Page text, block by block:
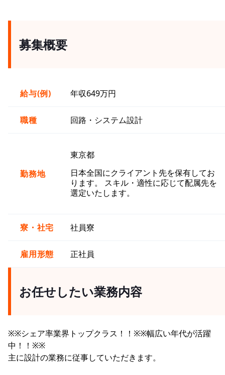
募集概要
給与(例) 年収649万円
職種 回路・システム設計
勤務地
東京都
日本全国にクライアント先を保有してお
ります。 スキル・適性に応じて配属先を
選定いたします。
寮・社宅 社員寮
雇用形態 正社員
お任せしたい業務内容
※※シェア率業界トップクラス！！※※幅広い年代が活躍
中！！※※
主に設計の業務に従事していただきます。